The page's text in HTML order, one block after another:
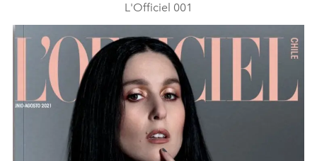
L'Officiel 001